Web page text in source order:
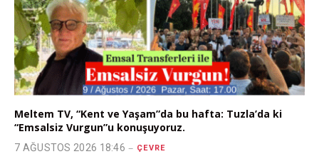
Meltem TV, “Kent ve Yaşam”da bu hafta: Tuzla’da ki
“Emsalsiz Vurgun”u konuşuyoruz.
7 AĞUSTOS 2026 18:46 ÇEVRE